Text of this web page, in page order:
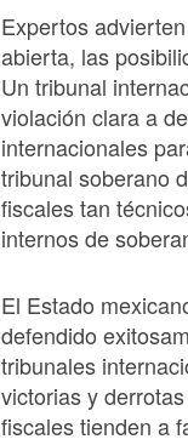
Expertos
abierta, las
Un tribunal
violación clara a
internacionales
tribunal soberano
fiscales tan
internos de
El Estado
defendido
tribunales
victorias y
fiscales tienden a